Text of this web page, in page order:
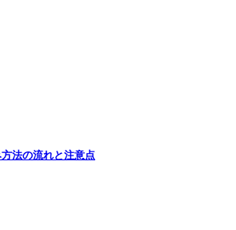
法の流れと注意点